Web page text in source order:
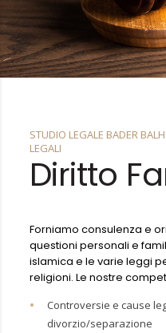
STUDIO LEGALE BADER
LEGALI
Diritto
Forniamo consulenza e
questioni personali e
islamica e le varie leggi
religioni. Le nostre
Controversie e cause
divorzio/separazione